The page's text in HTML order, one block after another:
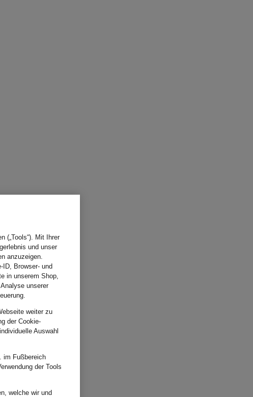
(„Tools“). Mit Ihrer
und unser
anzuzeigen.
ID, Browser- und
in unserem Shop,
unserer
weiter zu
der Cookie-
Auswahl
im Fußbereich
der Tools
welche wir und